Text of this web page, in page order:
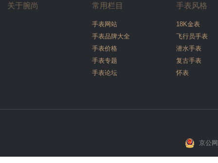
关于腕尚 常用栏目
手表网站
手表品牌大全
手表价格
手表专题
手表论坛
手表风格
18K金表
飞行员手表
潜水手表
复古手表
怀表
京公